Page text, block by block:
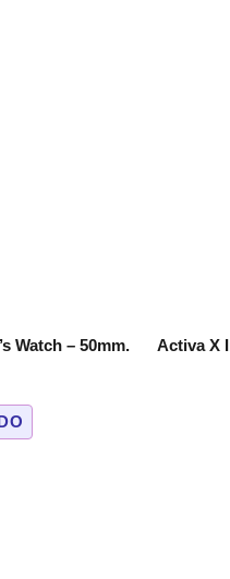
Watch – 50mm.
Activa X